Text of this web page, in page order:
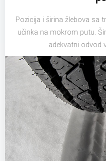
Pozicija i širina žlebova sa
učinka na mokrom putu.
adekvatni odvod